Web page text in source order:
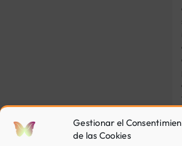
Gestionar el
de las Cookies